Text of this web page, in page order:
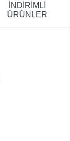
İNDİRİMLİ
ÜRÜNLER